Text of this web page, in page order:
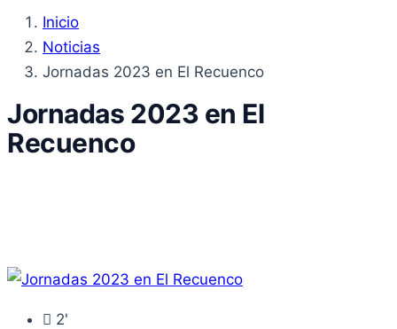
Inicio
Noticias
Jornadas 2023 en El Recuenco
Jornadas 2023 en El
Recuenco
2'